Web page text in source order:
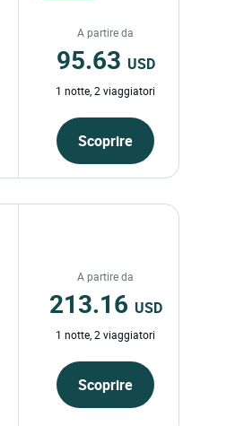
A partire da
95.63 USD
1 notte, 2 viaggiatori
Scoprire
A partire da
213.16 USD
1 notte, 2 viaggiatori
Scoprire